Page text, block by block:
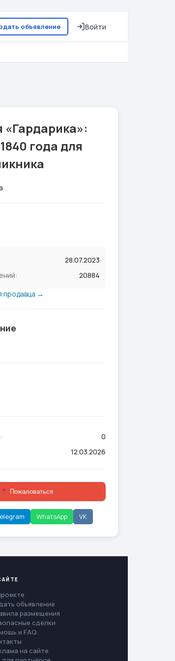
объявление Войти
года для
28.07.2023
20884
продавца →
0
12.03.2026
Пожаловаться
WhatsApp VK
объявление
размещения
сделки
и FAQ
на сайте